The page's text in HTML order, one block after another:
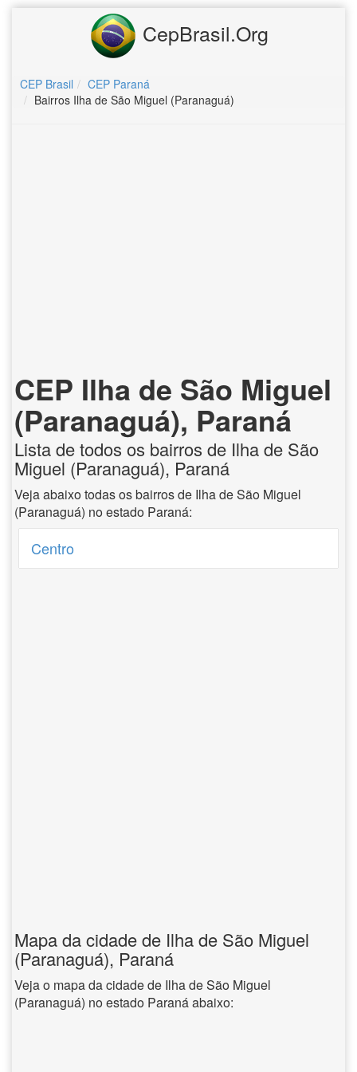
CepBrasil.Org
CEP Brasil
CEP Paraná
Bairros Ilha de São Miguel (Paranaguá)
CEP Ilha de São Miguel
(Paranaguá), Paraná
Lista de todos os bairros de Ilha de São
Miguel (Paranaguá), Paraná
Veja abaixo todas os bairros de Ilha de São Miguel
(Paranaguá) no estado Paraná:
Centro
Mapa da cidade de Ilha de São Miguel
(Paranaguá), Paraná
Veja o mapa da cidade de Ilha de São Miguel
(Paranaguá) no estado Paraná abaixo: